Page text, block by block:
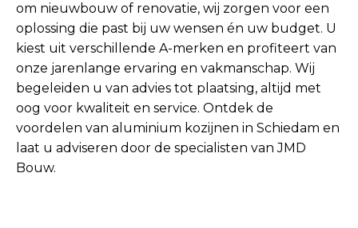
om nieuwbouw of renovatie, wij zorgen voor een
oplossing die past bij uw wensen én uw budget. U
kiest uit verschillende A-merken en profiteert van
onze jarenlange ervaring en vakmanschap. Wij
begeleiden u van advies tot plaatsing, altijd met
oog voor kwaliteit en service. Ontdek de
voordelen van aluminium kozijnen in Schiedam en
laat u adviseren door de specialisten van JMD
Bouw.